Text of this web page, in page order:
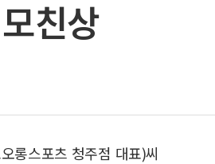
친상
롱스포츠 청주점 대표)씨